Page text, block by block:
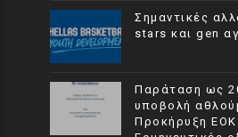
Σημαντικές
stars και gen
Παράταση ως
υποβολή
Προκήρυξη ΕΟΚ